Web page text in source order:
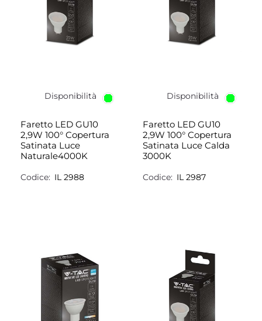
Disponibilità
Faretto LED GU10
2,9W 100° Copertura
Satinata Luce
Naturale4000K
Codice: IL 2988
Disponibilità
Faretto LED GU10
2,9W 100° Copertura
Satinata Luce Calda
3000K
Codice: IL 2987